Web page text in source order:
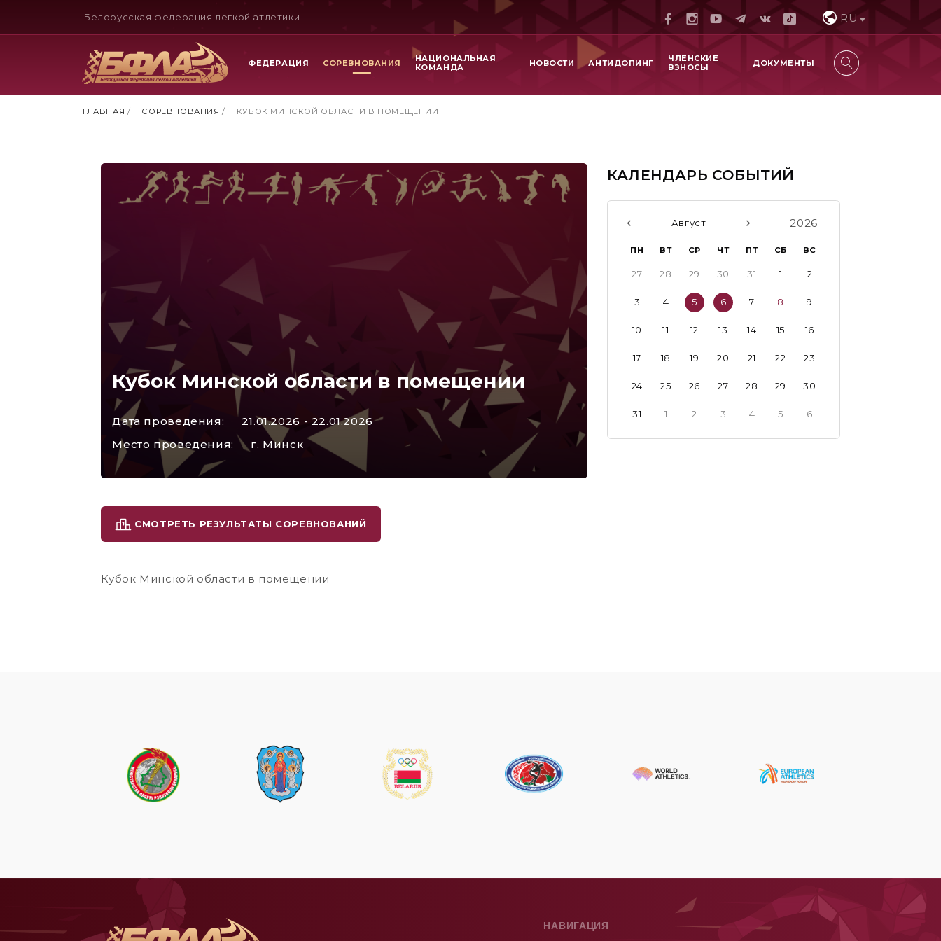
Белорусская федерация легкой атлетики RU
ФЕДЕРАЦИЯ СОРЕВНОВАНИЯ
НАЦИОНАЛЬНАЯ
КОМАНДА
НОВОСТИ АНТИДОПИНГ
ЧЛЕНСКИЕ
ВЗНОСЫ
ДОКУМЕНТЫ
ГЛАВНАЯ / СОРЕВНОВАНИЯ / КУБОК МИНСКОЙ ОБЛАСТИ В ПОМЕЩЕНИИ
Кубок Минской области в помещении
Дата проведения:
21.01.2026 - 22.01.2026
Место проведения:
г. Минск
СМОТРЕТЬ РЕЗУЛЬТАТЫ СОРЕВНОВАНИЙ
Кубок Минской области в помещении
КАЛЕНДАРЬ СОБЫТИЙ
Август 2026
ПН ВТ СР ЧТ ПТ СБ ВС
27 28 29 30 31 1 2
3 4 5 6 7 8 9
10 11 12 13 14 15 16
17 18 19 20 21 22 23
24 25 26 27 28 29 30
31 1 2 3 4 5 6
НАВИГАЦИЯ